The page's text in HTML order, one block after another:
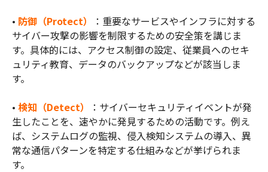
• 防御（Protect）
：重要なサービスやインフラに対する
サイバー攻撃の影響を制限するための安全策を講じま
す。具体的には、アクセス制御の設定、従業員へのセキ
ュリティ教育、データのバックアップなどが該当しま
す。
• 検知（Detect）
：サイバーセキュリティイベントが発
生したことを、速やかに発見するための活動です。例え
ば、システムログの監視、侵入検知システムの導入、異
常な通信パターンを特定する仕組みなどが挙げられま
す。